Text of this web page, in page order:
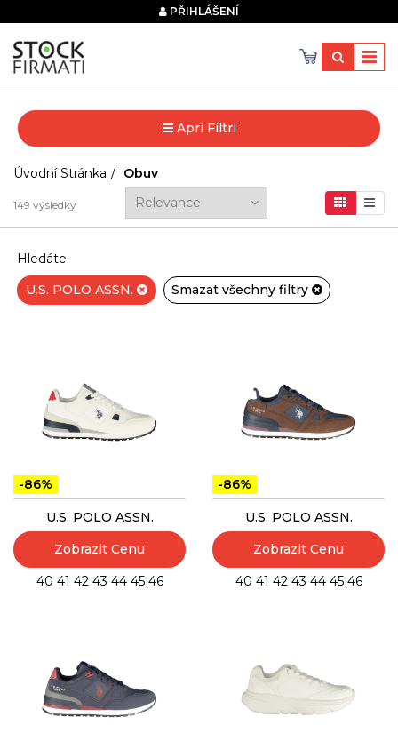
PŘIHLÁŠENÍ
Apri Filtri
Úvodní Stránka Obuv
149 výsledky
Hledáte:
U.S. POLO ASSN.
Smazat všechny filtry
-86%
U.S. POLO ASSN.
Zobrazit Cenu
40 41 42 43 44 45 46
-86%
U.S. POLO ASSN.
Zobrazit Cenu
40 41 42 43 44 45 46